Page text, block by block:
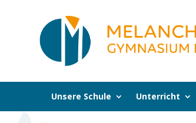
Unsere Schule Unterricht